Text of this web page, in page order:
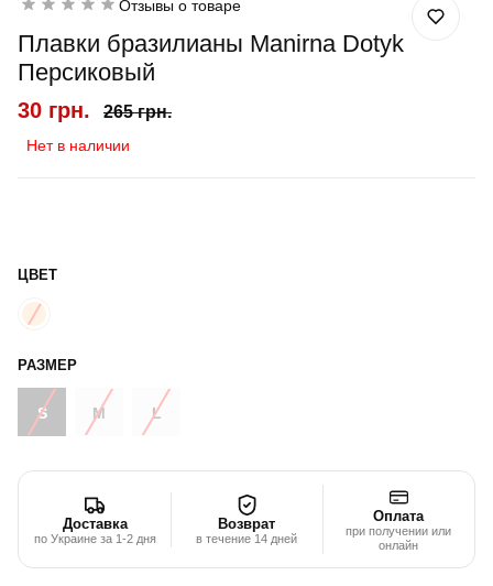
Отзывы о товаре
Плавки бразилианы Manirna Dotyk
Персиковый
30 грн. 265 грн.
Нет в наличии
ЦВЕТ
РАЗМЕР
S M L
Доставка
по Украине за 1-2 дня
Возврат
в течение 14 дней
Оплата
при получении или
онлайн